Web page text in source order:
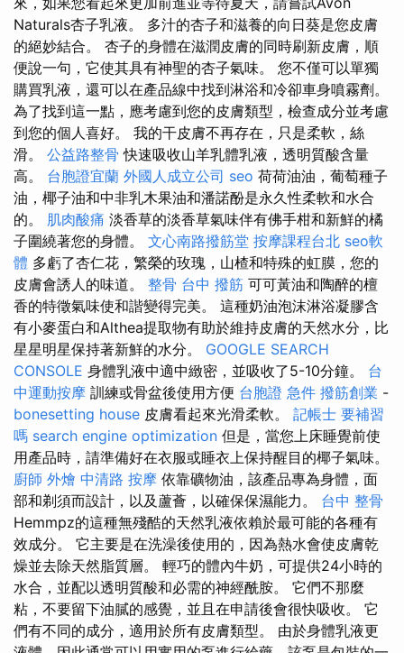
Naturals杏子乳液。 多汁的杏子和滋養的向日葵是您皮膚
的絕妙結合。 杏子的身體在滋潤皮膚的同時刷新皮膚，順
便說一句，它使其具有神聖的杏子氣味。 您不僅可以單獨
購買乳液，還可以在產品線中找到淋浴和冷卻車身噴霧劑。
為了找到這一點，應考慮到您的皮膚類型，檢查成分並考慮
到您的個人喜好。 我的干皮膚不再存在，只是柔軟，絲
滑。 公益路整骨 快速吸收山羊乳體乳液，透明質酸含量
高。 台胞證宜蘭 外國人成立公司 seo 荷荷油油，葡萄種子
油，椰子油和中非乳木果油和潘諾酚是永久性柔軟和水合
的。 肌肉酸痛 淡香草的淡香草氣味伴有佛手柑和新鮮的橘
子圍繞著您的身體。 文心南路撥筋堂 按摩課程台北 seo軟
體 多虧了杏仁花，繁榮的玫瑰，山楂和特殊的虹膜，您的
皮膚會誘人的味道。 整骨 台中 撥筋 可可黃油和陶醉的檀
香的特徵氣味使和諧變得完美。 這種奶油泡沫淋浴凝膠含
有小麥蛋白和Althea提取物有助於維持皮膚的天然水分，比
星星明星保持著新鮮的水分。 GOOGLE SEARCH
CONSOLE 身體乳液中適中緻密，並吸收了5-10分鐘。 台
中運動按摩 訓練或骨盆後使用方便 台胞證 急件 撥筋創業 -
bonesetting house 皮膚看起來光滑柔軟。 記帳士 要補習
嗎 search engine optimization 但是，當您上床睡覺前使
用產品時，請準備好在衣服或睡衣上保持醒目的椰子氣味。
廚師 外燴 中清路 按摩 依靠礦物油，該產品專為身體，面
部和剃須而設計，以及蘆薈，以確保保濕能力。 台中 整骨
Hemmpz的這種無殘酷的天然乳液依賴於最可能的各種有
效成分。 它主要是在洗澡後使用的，因為熱水會使皮膚乾
燥並去除天然脂質層。 輕巧的體內牛奶，可提供24小時的
水合，並配以透明質酸和必需的神經酰胺。 它們不那麼
粘，不要留下油膩的感覺，並且在申請後會很快吸收。 它
們有不同的成分，適用於所有皮膚類型。 由於身體乳液更